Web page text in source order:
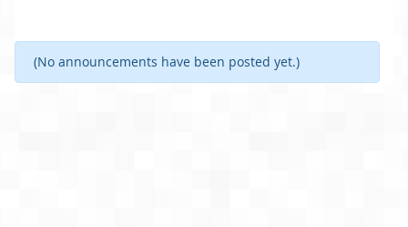
(No announcements have been posted yet.)